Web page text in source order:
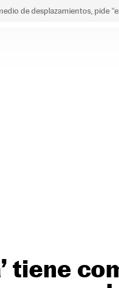
de desplazamientos, pide
tiene